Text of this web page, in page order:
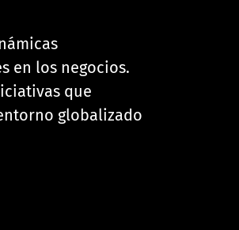
en los negocios.
que
globalizado